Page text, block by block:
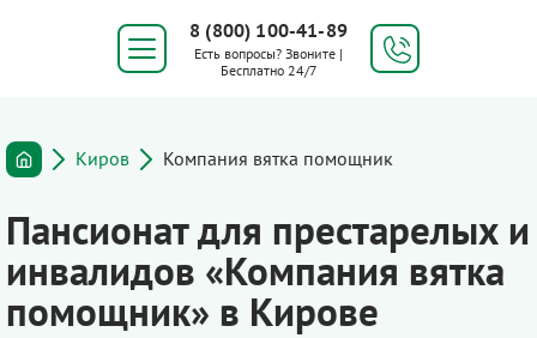
8 (800) 100-41-89
Есть вопросы? Звоните |
Бесплатно 24/7
Киров Компания вятка помощник
Пансионат для престарелых и
инвалидов «Компания вятка
помощник» в Кирове